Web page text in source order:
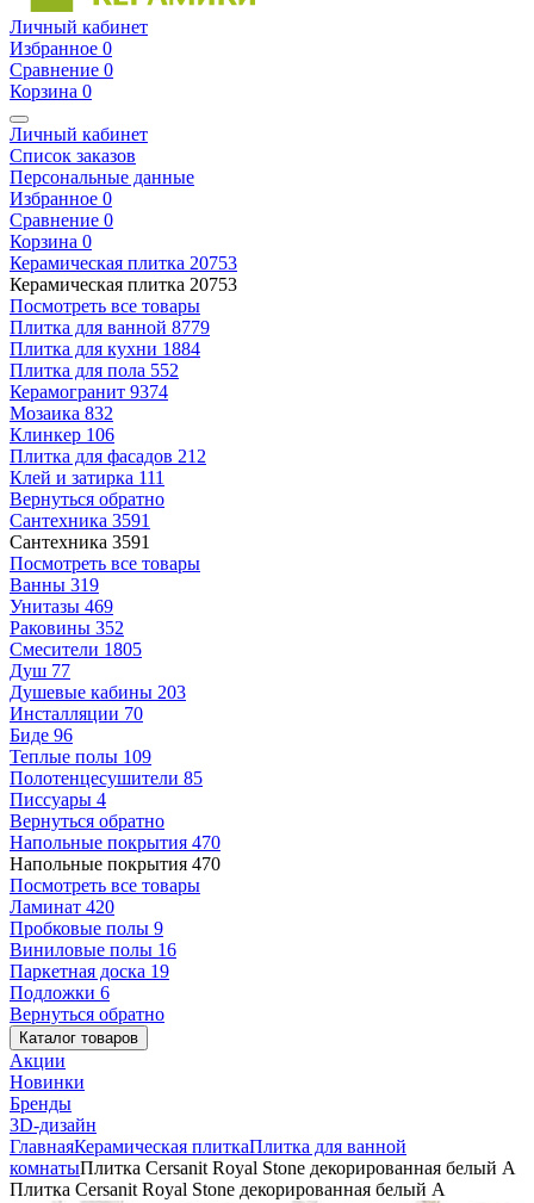
Личный кабинет
Избранное 0
Сравнение 0
Корзина 0
Личный кабинет
Список заказов
Персональные данные
Избранное 0
Сравнение 0
Корзина 0
Керамическая плитка 20753
Керамическая плитка 20753
Посмотреть все товары
Плитка для ванной 8779
Плитка для кухни 1884
Плитка для пола 552
Керамогранит 9374
Мозаика 832
Клинкер 106
Плитка для фасадов 212
Клей и затирка 111
Вернуться обратно
Сантехника 3591
Сантехника 3591
Посмотреть все товары
Ванны 319
Унитазы 469
Раковины 352
Смесители 1805
Душ 77
Душевые кабины 203
Инсталляции 70
Биде 96
Теплые полы 109
Полотенцесушители 85
Писсуары 4
Вернуться обратно
Напольные покрытия 470
Напольные покрытия 470
Посмотреть все товары
Ламинат 420
Пробковые полы 9
Виниловые полы 16
Паркетная доска 19
Подложки 6
Вернуться обратно
Каталог товаров
Акции
Новинки
Бренды
3D-дизайн
ГлавнаяКерамическая плиткаПлитка для ванной
комнатыПлитка Cersanit Royal Stone декорированная белый A
Плитка Cersanit Royal Stone декорированная белый A